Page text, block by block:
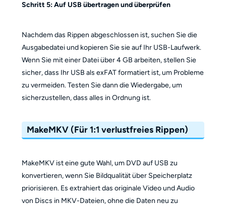
Schritt 5: Auf USB übertragen und überprüfen
Nachdem das Rippen abgeschlossen ist, suchen Sie die
Ausgabedatei und kopieren Sie sie auf Ihr USB-Laufwerk.
Wenn Sie mit einer Datei über 4 GB arbeiten, stellen Sie
sicher, dass Ihr USB als exFAT formatiert ist, um Probleme
zu vermeiden. Testen Sie dann die Wiedergabe, um
sicherzustellen, dass alles in Ordnung ist.
MakeMKV (Für 1:1 verlustfreies Rippen)
MakeMKV ist eine gute Wahl, um DVD auf USB zu
konvertieren, wenn Sie Bildqualität über Speicherplatz
priorisieren. Es extrahiert das originale Video und Audio
von Discs in MKV-Dateien, ohne die Daten neu zu